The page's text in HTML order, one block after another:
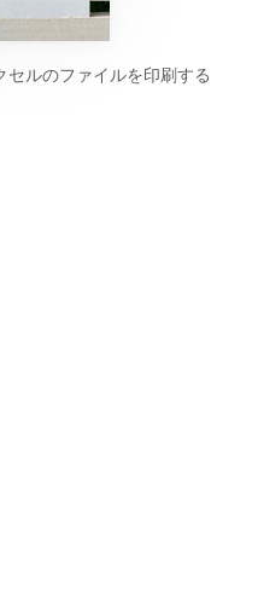
ルのファイルを印刷する